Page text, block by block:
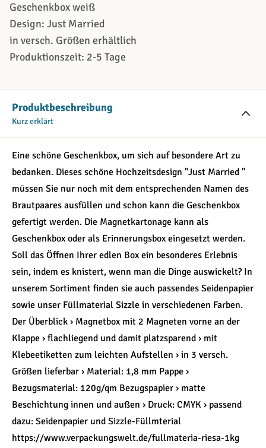
Produktbeschreibung
Kurz erklärt
Eine schöne Geschenkbox, um sich auf besondere Art zu
bedanken. Dieses schöne Hochzeitsdesign "Just Married "
müssen Sie nur noch mit dem entsprechenden Namen des
Brautpaares ausfüllen und schon kann die Geschenkbox
gefertigt werden. Die Magnetkartonage kann als
Geschenkbox oder als Erinnerungsbox eingesetzt werden.
Soll das Öffnen Ihrer edlen Box ein besonderes Erlebnis
sein, indem es knistert, wenn man die Dinge auswickelt? In
unserem Sortiment finden sie auch passendes Seidenpapier
sowie unser Füllmaterial Sizzle in verschiedenen Farben.
Der Überblick › Magnetbox mit 2 Magneten vorne an der
Klappe › flachliegend und damit platzsparend › mit
Klebeetiketten zum leichten Aufstellen › in 3 versch.
Größen lieferbar › Material: 1,8 mm Pappe ›
Bezugsmaterial: 120g/qm Bezugspapier › matte
Beschichtung innen und außen › Druck: CMYK › passend
dazu: Seidenpapier und Sizzle-Füllmterial
https://www.verpackungswelt.de/fullmateria-riesa-1kg
Geschenkbox weiß
Design: Just Married
in versch. Größen erhältlich
Produktionszeit: 2-5 Tage